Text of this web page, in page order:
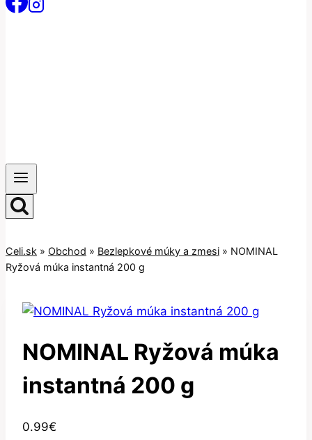
Celi.sk » Obchod » Bezlepkové múky a zmesi » NOMINAL
Ryžová múka instantná 200 g
NOMINAL Ryžová múka
instantná 200 g
0.99€